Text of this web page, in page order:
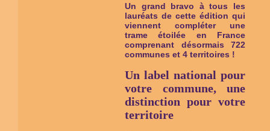
Un grand bravo à tous les
lauréats de cette édition qui
viennent compléter une
trame étoilée en France
comprenant désormais 722
communes et 4 territoires !
Un label national pour
votre commune, une
distinction pour votre
territoire